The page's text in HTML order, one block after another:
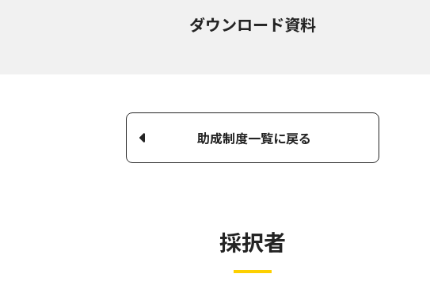
ダウンロード資料
助成制度一覧に戻る
採択者